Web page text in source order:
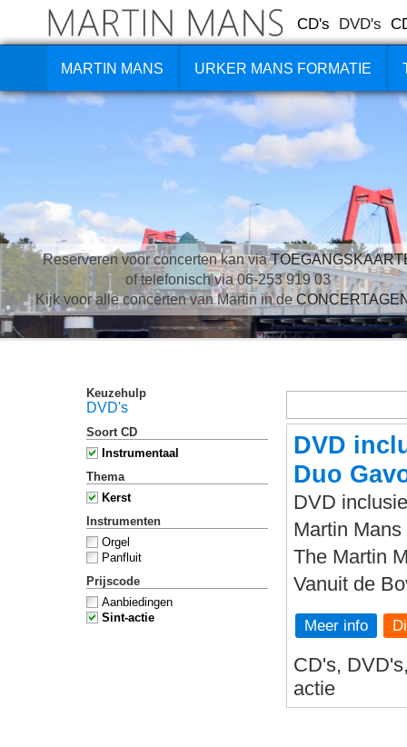
CD's DVD's
MARTIN MANS URKER MANS FORMATIE
Reserveren voor concerten kan via
of telefonisch via 06-253 919 03
Kijk voor alle concerten van Martin in de
Keuzehulp
DVD's
Soort CD
Instrumentaal
Thema
Kerst
Instrumenten
Orgel
Panfluit
Prijscode
Aanbiedingen
Sint-actie
DVD
Duo
DVD
Martin
The Martin
Vanuit de
Meer info
CD's,
actie